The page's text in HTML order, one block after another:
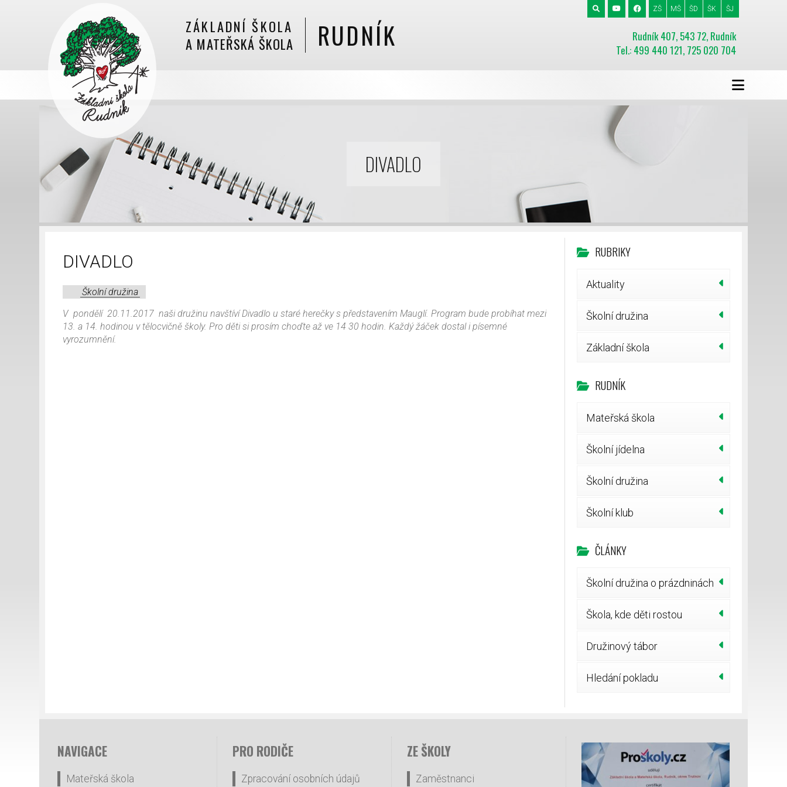
ZÁKLADNÍ ŠKOLA
A MATEŘSKÁ ŠKOLA
RUDNÍK
Rudník 407, 543 72, Rudník
Tel.: 499 440 121, 725 020 704
ZŠ MŠ ŠD ŠK ŠJ
DIVADLO
DIVADLO
Školní družina
V pondělí 20.11.2017 naši družinu navštíví Divadlo u staré herečky s představením Mauglí. Program bude probíhat mezi
13. a 14. hodinou v tělocvičně školy. Pro děti si prosím choďte až ve 14 30 hodin. Každý žáček dostal i písemné
vyrozumnění.
RUBRIKY
Aktuality
Školní družina
Základní škola
RUDNÍK
Mateřská škola
Školní jídelna
Školní družina
Školní klub
ČLÁNKY
Školní družina o prázdninách
Škola, kde děti rostou
Družinový tábor
Hledání pokladu
NAVIGACE
Mateřská škola
PRO RODIČE
Zpracování osobních údajů
ZE ŠKOLY
Zaměstnanci